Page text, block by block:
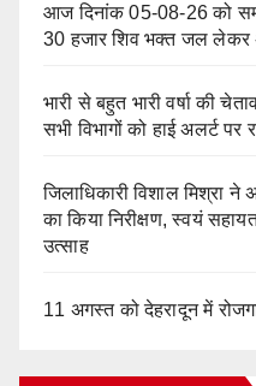
आज दिनांक 05-08-26 को
30 हजार शिव भक्त जल
भारी से बहुत भारी वर्षा की
सभी विभागों को हाई अलर्ट पर
जिलाधिकारी विशाल मिश्रा
का किया निरीक्षण, स्वयं
उत्साह
11 अगस्त को देहरादून में